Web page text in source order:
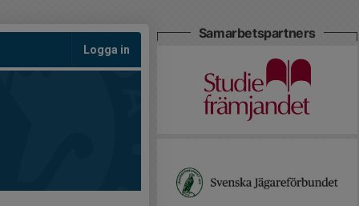
Logga in
Samarbetspartners